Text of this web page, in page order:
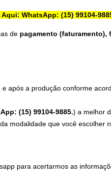
WhatsApp: (15) 99104-
de pagamento
após a produção conforme
(15) 99104-9885.) a melhor
modalidade que você escolher
para acertarmos as